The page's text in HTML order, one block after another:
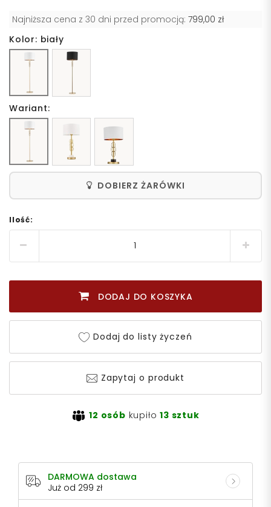
Najniższa cena z 30 dni przed promocją: 799,00 zł
Kolor: biały
Wariant:
DOBIERZ ŻARÓWKI
Ilość:
DODAJ DO KOSZYKA
Dodaj do listy życzeń
Zapytaj o produkt
12 osób kupiło13 sztuk
DARMOWA dostawa
Już od 299 zł